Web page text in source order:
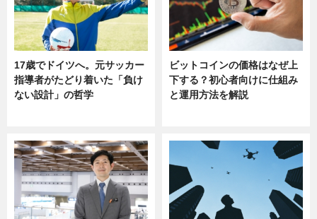
17歳でドイツへ。元サッカー
指導者がたどり着いた「負け
ない設計」の哲学
ビットコインの価格はなぜ上
下する？初心者向けに仕組み
と運用方法を解説